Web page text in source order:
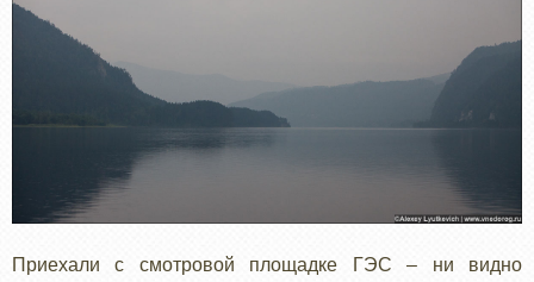
Приехали с смотровой площадке ГЭС – ни видно